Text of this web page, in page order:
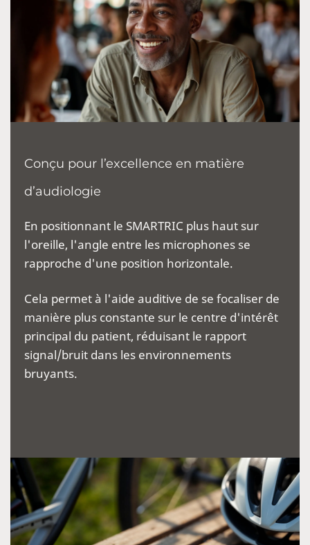
Conçu pour l’excellence en matière
d’audiologie
En positionnant le SMARTRIC plus haut sur
l'oreille, l'angle entre les microphones se
rapproche d'une position horizontale.
Cela permet à l'aide auditive de se focaliser de
manière plus constante sur le centre d'intérêt
principal du patient, réduisant le rapport
signal/bruit dans les environnements
bruyants.